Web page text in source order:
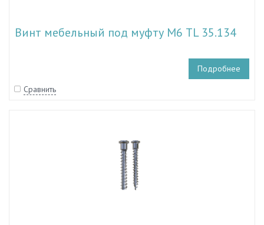
Винт мебельный под муфту М6 TL 35.134
Подробнее
Сравнить